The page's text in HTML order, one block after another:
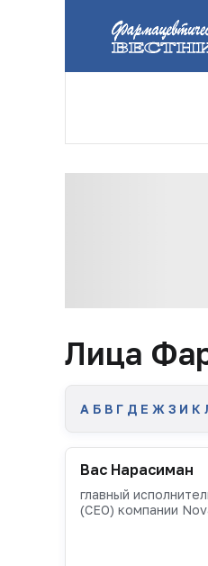
Лица
А Б В Г Д Е Ж З И К
Вас Нарасиман
главный
(CEO) компании